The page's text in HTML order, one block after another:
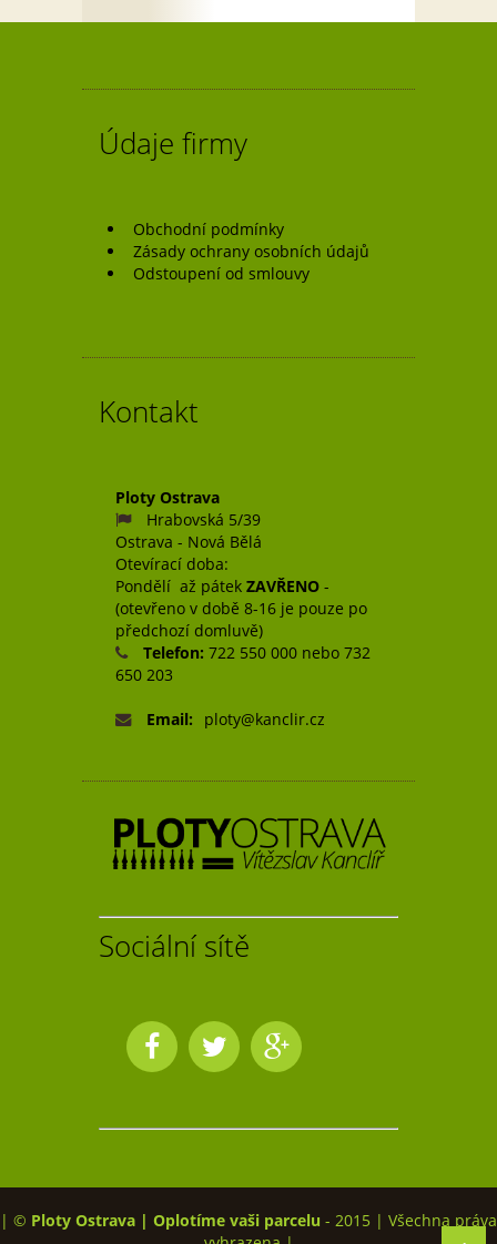
Údaje firmy
Obchodní podmínky
Zásady ochrany osobních údajů
Odstoupení od smlouvy
Kontakt
Ploty Ostrava
Hrabovská 5/39
Ostrava - Nová Bělá
Otevírací doba:
Pondělí až pátek ZAVŘENO -
(otevřeno v době 8-16 je pouze po
předchozí domluvě)
Telefon: 722 550 000 nebo 732
650 203
Email: ploty@kanclir.cz
Sociální sítě
| © Ploty Ostrava | Oplotíme vaši parcelu - 2015 | Všechna práva